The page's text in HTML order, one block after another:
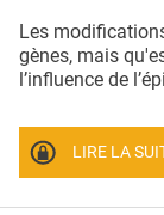
QUI SOMMES-NOUS ?
CONDITIONS
Les
gènes, mais
l’influence de
LIRE LA